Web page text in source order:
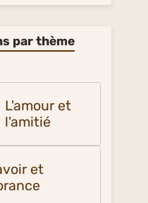
par thème
L'amour et
l'amitié
et